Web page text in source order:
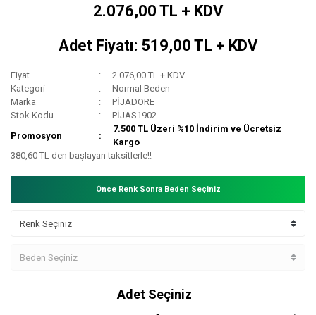
2.076,00 TL + KDV
Adet Fiyatı: 519,00 TL + KDV
Fiyat
2.076,00 TL + KDV
Kategori
Normal Beden
Marka
PİJADORE
Stok Kodu
PİJAS1902
Promosyon
7.500 TL Üzeri %10 İndirim ve Ücretsiz
Kargo
380,60 TL den başlayan taksitlerle!!
Önce Renk Sonra Beden Seçiniz
Adet Seçiniz